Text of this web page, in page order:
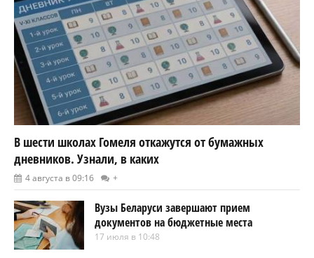
В шести школах Гомеля откажутся от бумажных
дневников. Узнали, в каких
4 августа в 09:16 +
Вузы Беларуси завершают прием
документов на бюджетные места
17 июля в 10:48